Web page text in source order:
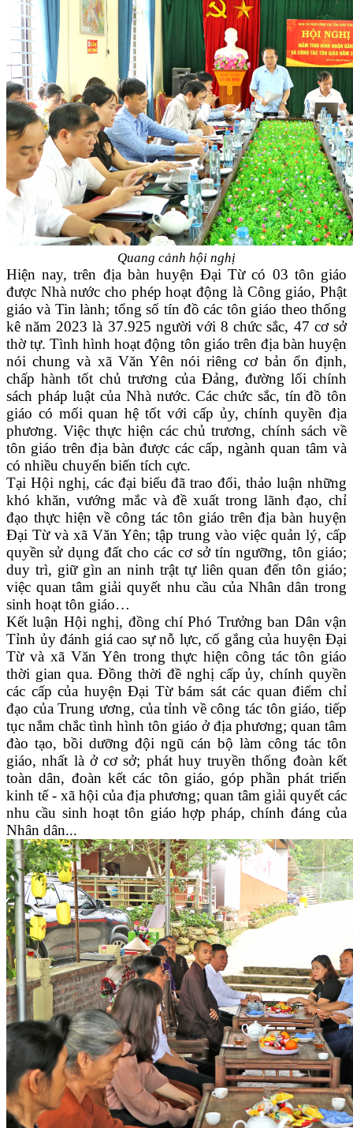
Quang cảnh hội nghị
Hiện nay, trên địa bàn huyện Đại Từ có 03 tôn giáo
được Nhà nước cho phép hoạt động là Công giáo, Phật
giáo và Tin lành; tổng số tín đồ các tôn giáo theo thống
kê năm 2023 là 37.925 người với 8 chức sắc, 47 cơ sở
thờ tự. Tình hình hoạt động tôn giáo trên địa bàn huyện
nói chung và xã Văn Yên nói riêng cơ bản ổn định,
chấp hành tốt chủ trương của Đảng, đường lối chính
sách pháp luật của Nhà nước. Các chức sắc, tín đồ tôn
giáo có mối quan hệ tốt với cấp ủy, chính quyền địa
phương. Việc thực hiện các chủ trương, chính sách về
tôn giáo trên địa bàn được các cấp, ngành quan tâm và
có nhiều chuyển biến tích cực.
Tại Hội nghị, các đại biểu đã trao đổi, thảo luận những
khó khăn, vướng mắc và đề xuất trong lãnh đạo, chỉ
đạo thực hiện về công tác tôn giáo trên địa bàn huyện
Đại Từ và xã Văn Yên; tập trung vào việc quản lý, cấp
quyền sử dụng đất cho các cơ sở tín ngưỡng, tôn giáo;
duy trì, giữ gìn an ninh trật tự liên quan đến tôn giáo;
việc quan tâm giải quyết nhu cầu của Nhân dân trong
sinh hoạt tôn giáo…
Kết luận Hội nghị, đồng chí Phó Trưởng ban Dân vận
Tỉnh ủy đánh giá cao sự nỗ lực, cố gắng của huyện Đại
Từ và xã Văn Yên trong thực hiện công tác tôn giáo
thời gian qua. Đồng thời đề nghị cấp ủy, chính quyền
các cấp của huyện Đại Từ bám sát các quan điểm chỉ
đạo của Trung ương, của tỉnh về công tác tôn giáo, tiếp
tục nắm chắc tình hình tôn giáo ở địa phương; quan tâm
đào tạo, bồi dưỡng đội ngũ cán bộ làm công tác tôn
giáo, nhất là ở cơ sở; phát huy truyền thống đoàn kết
toàn dân, đoàn kết các tôn giáo, góp phần phát triển
kinh tế - xã hội của địa phương; quan tâm giải quyết các
nhu cầu sinh hoạt tôn giáo hợp pháp, chính đáng của
Nhân dân...